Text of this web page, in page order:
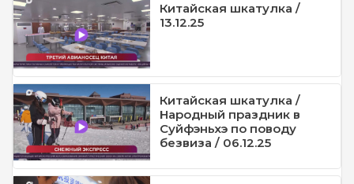
Китайская шкатулка /
13.12.25
Китайская шкатулка /
Народный праздник в
Суйфэньхэ по поводу
безвиза / 06.12.25